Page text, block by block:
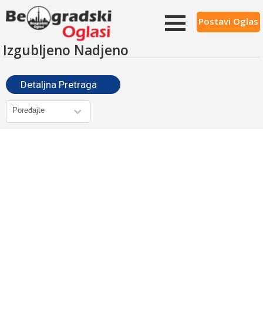
Postavi Oglas
Izgubljeno Nadjeno
Detaljna Pretraga